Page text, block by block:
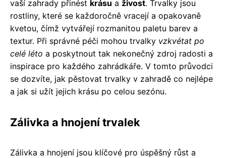
vaší zahrady přinést krásu a živost. Trvalky jsou
rostliny, které se každoročně vracejí a opakovaně
kvetou, čímž vytvářejí rozmanitou paletu barev a
textur. Při správné péči mohou trvalky vzkvétat po
celé léto a poskytnout tak nekonečný zdroj radosti a
inspirace pro každého zahrádkáře. V tomto průvodci
se dozvíte, jak pěstovat trvalky v zahradě co nejlépe
a jak si užít jejich krásu po celou sezónu.
Zálivka a hnojení trvalek
Zálivka a hnojení jsou klíčové pro úspěšný růst a